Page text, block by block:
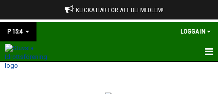
KLICKA HÄR FÖR ATT BLI MEDLEM!
P 15:4 LOGGA IN
HEM